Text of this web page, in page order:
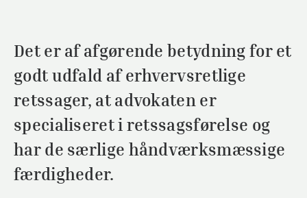
Det er af afgørende betydning for et
godt udfald af erhvervsretlige
retssager, at advokaten er
specialiseret i retssagsførelse og
har de særlige håndværksmæssige
færdigheder.